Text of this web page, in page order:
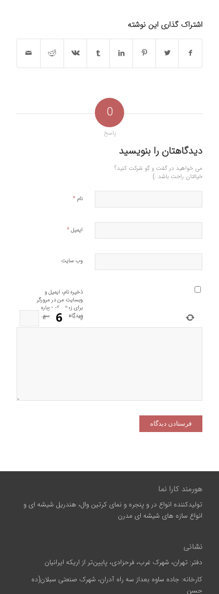
اشتراک گذاری این نوشته
0
پاسخ
دیدگاهتان را بنویسید
می خواهید در گفت و گو شرکت کنید؟
خیالتان راحت باشد :)
نام *
ایمیل*
وب‌ سایت
ذخیره نام، ایمیل و
وبسایت من در مرورگر
برای زمانی که دوباره
دیدگاهی می‌نویسم.
9
−
=
هورمند کارا نما
تولیدکننده انواع در و پنجره و نمای کرتین وال، هندریل شیشه ای و
انواع سازه‌ های شیشه‌ ای مدرن
نشانی
دفتر: تهران، شهرک غرب، فرحزادی، پایین‌تر از اریکه ایرانیان
کارخانه: جاده ساوه بعداز سه راه آدران، شهرک صنعتی سبلان(ده
حسن